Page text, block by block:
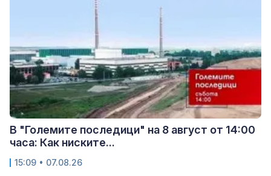
В "Големите последици" на 8 август от 14:00
часа: Как ниските...
15:09 • 07.08.26